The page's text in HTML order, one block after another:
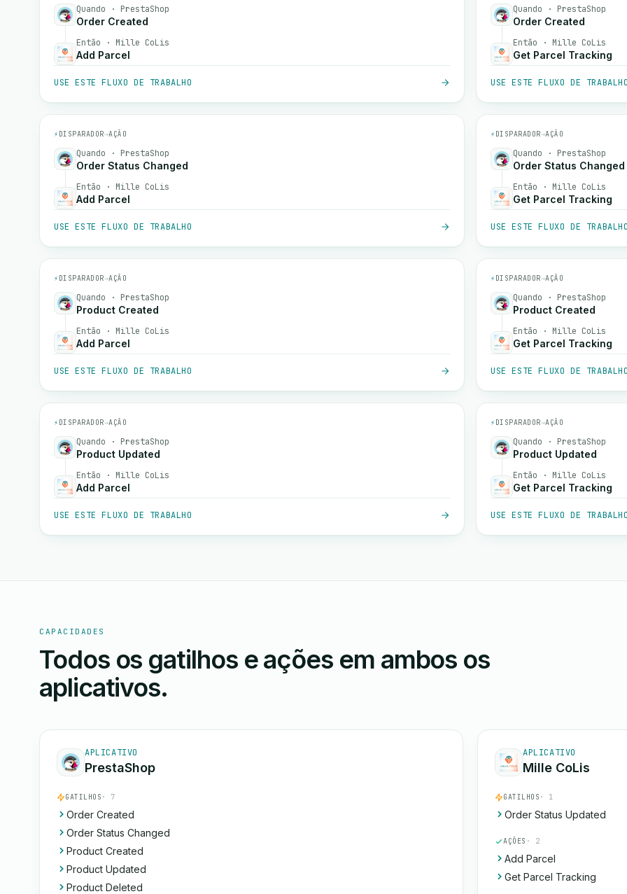
Quando · PrestaShop
Order Created
Então · Mille CoLis
Add Parcel
USE ESTE FLUXO DE TRABALHO
Quando · PrestaShop
Order Created
Então · Mille CoLis
Get Parcel Tracking
USE ESTE FLUXO DE
⚡ DISPARADOR→AÇÃO
Quando · PrestaShop
Order Status Changed
Então · Mille CoLis
Add Parcel
USE ESTE FLUXO DE TRABALHO
⚡ DISPARADOR→AÇÃO
Quando · PrestaShop
Order Status Changed
Então · Mille CoLis
Get Parcel Tracking
USE ESTE FLUXO DE
⚡ DISPARADOR→AÇÃO
Quando · PrestaShop
Product Created
Então · Mille CoLis
Add Parcel
USE ESTE FLUXO DE TRABALHO
⚡ DISPARADOR→AÇÃO
Quando · PrestaShop
Product Created
Então · Mille CoLis
Get Parcel Tracking
USE ESTE FLUXO DE
⚡ DISPARADOR→AÇÃO
Quando · PrestaShop
Product Updated
Então · Mille CoLis
Add Parcel
USE ESTE FLUXO DE TRABALHO
⚡ DISPARADOR→AÇÃO
Quando · PrestaShop
Product Updated
Então · Mille CoLis
Get Parcel Tracking
USE ESTE FLUXO DE
CAPACIDADES
Todos os gatilhos e ações em ambos os
aplicativos.
APLICATIVO
PrestaShop
GATILHOS · 7
Order Created
Order Status Changed
Product Created
Product Updated
Product Deleted
APLICATIVO
Mille CoLis
GATILHOS · 1
Order Status Updated
AÇÕES · 2
Add Parcel
Get Parcel Tracking